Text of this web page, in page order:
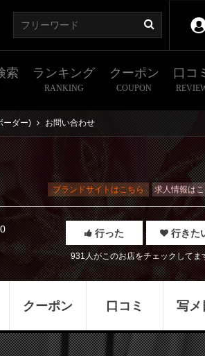
索 ランキング
RANKING
クーポン
COUPON
口コ
ーダー) お問い合わせ
行った 行きた
931人がこのお店をチェックしてま
ブランドサイトはこちら 求人情報は
クーポン 口コミ 写メ